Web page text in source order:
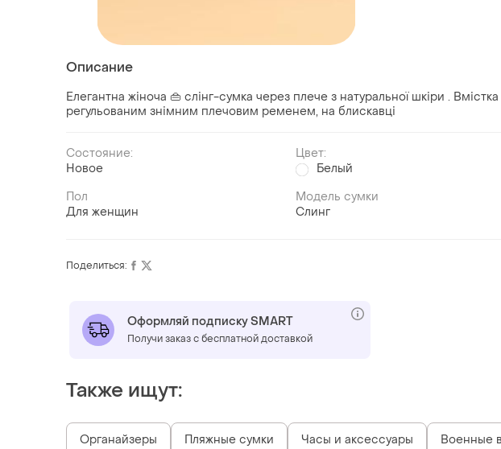
Описание
Елегантна жіноча 👜 слінг-сумка через плече з натуральної шкіри .
регульованим знімним плечовим ременем, на блискавці
Состояние:
Новое
Цвет:
Белый
Пол
Для женщин
Модель сумки
Слинг
Поделиться:
Оформляй подписку SMART
Получи заказ с бесплатной доставкой
Также ищут:
Органайзеры Пляжные сумки Часы и аксессуары Военные